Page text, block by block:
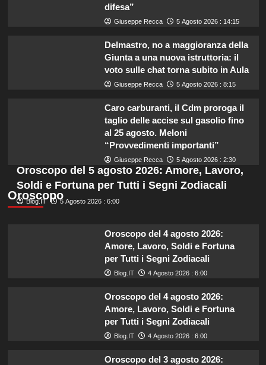
difesa”
Giuseppe Recca 5 Agosto 2026 : 14:15
Delmastro, no a maggioranza della
Giunta a una nuova istruttoria: il
voto sulle chat torna subito in Aula
Giuseppe Recca 5 Agosto 2026 : 8:15
Caro carburanti, il Cdm proroga il
taglio delle accise sul gasolio fino
al 25 agosto. Meloni
“Provvedimenti importanti”
Giuseppe Recca 5 Agosto 2026 : 2:30
Oroscopo
Oroscopo del 5 agosto 2026: Amore, Lavoro,
Soldi e Fortuna per Tutti i Segni Zodiacali
Blog.IT 5 Agosto 2026 : 6:00
Oroscopo del 4 agosto 2026:
Amore, Lavoro, Soldi e Fortuna
per Tutti i Segni Zodiacali
Blog.IT 4 Agosto 2026 : 6:00
Oroscopo del 4 agosto 2026:
Amore, Lavoro, Soldi e Fortuna
per Tutti i Segni Zodiacali
Blog.IT 4 Agosto 2026 : 6:00
Oroscopo del 3 agosto 2026: